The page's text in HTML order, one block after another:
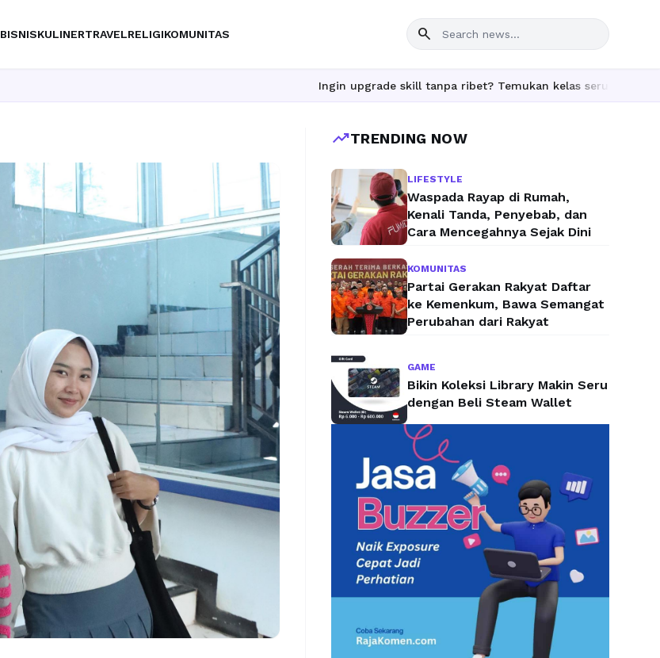
BISNISKULINERTRAVELRELIGIKOMUNITAS search
Ingin upgrade skill tanpa ribet? Temukan kelas seru dan materi lengkap
trending_upTRENDING NOW
LIFESTYLE
Waspada Rayap di Rumah,
Kenali Tanda, Penyebab, dan
Cara Mencegahnya Sejak Dini
KOMUNITAS
Partai Gerakan Rakyat Daftar
ke Kemenkum, Bawa Semangat
Perubahan dari Rakyat
GAME
Bikin Koleksi Library Makin Seru
dengan Beli Steam Wallet